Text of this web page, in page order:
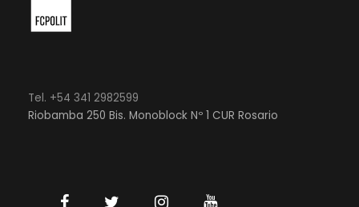
Tel. +54 341 2982599
Riobamba 250 Bis. Monoblock Nº 1 CUR Rosario